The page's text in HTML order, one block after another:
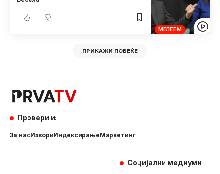
МЕЛЕЕМ
ПРИКАЖИ ПОВЕЌЕ
Провери и:
За насИзвориИндексирањеМаркетинг
Социјални медиуми